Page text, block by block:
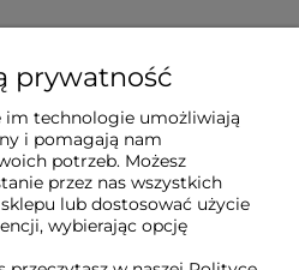
prywatność
im technologie umożliwiają
i pomagają nam
potrzeb. Możesz
przez nas wszystkich
lub dostosować użycie
wybierając opcję